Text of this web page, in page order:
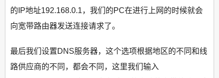
的IP地址192.168.0.1，我们的PC在进行上网的时候就会
向宽带路由器发送连接请求了。
最后我们设置DNS服务器，这个选项根据地区的不同和线
路供应商的不同，都会不同，这里我们输入